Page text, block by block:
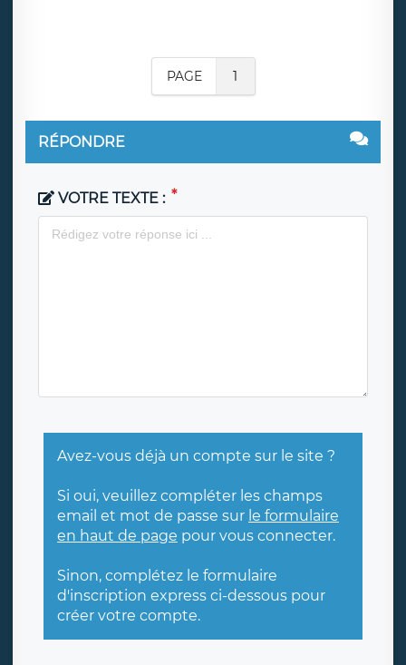
PAGE 1
RÉPONDRE
VOTRE TEXTE :
Avez-vous déjà un compte sur le site ?
Si oui, veuillez compléter les champs
email et mot de passe sur le formulaire
en haut de page pour vous connecter.
Sinon, complétez le formulaire
d'inscription express ci-dessous pour
créer votre compte.